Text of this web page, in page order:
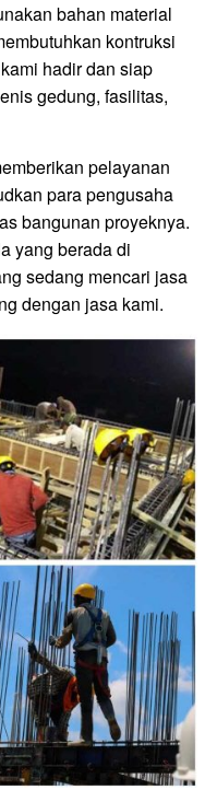
bahan material
kontruksi
hadir dan siap
gedung, fasilitas,
pelayanan
para pengusaha
bangunan proyeknya.
yang berada di
sedang mencari jasa
dengan jasa kami.